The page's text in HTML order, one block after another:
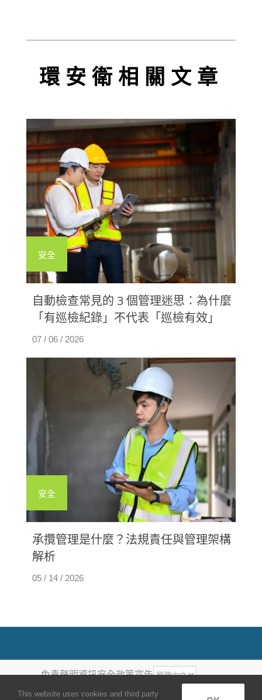
環安衛相關文章
安全
自動檢查常見的 3 個管理迷思：為什麼
「有巡檢紀錄」不代表「巡檢有效」
07 / 06 / 2026
安全
承攬管理是什麼？法規責任與管理架構
解析
05 / 14 / 2026
免責聲明資訊安全政策宣告
COPYRIGHT ©2026, QUANTUM
This website uses cookies and third party